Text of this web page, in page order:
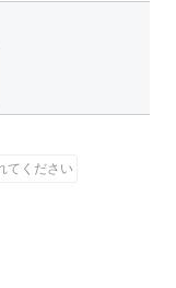
てください